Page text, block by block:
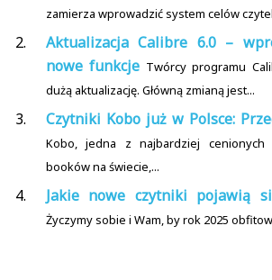
zamierza wprowadzić system celów
Aktualizacja Calibre 6.0 –
nowe funkcje Twórcy programu
dużą aktualizację. Główną zmianą jest...
Czytniki Kobo już w Polsce:
Kobo, jedna z najbardziej
booków na świecie,...
Jakie nowe czytniki pojawią
Życzymy sobie i Wam, by rok 2025